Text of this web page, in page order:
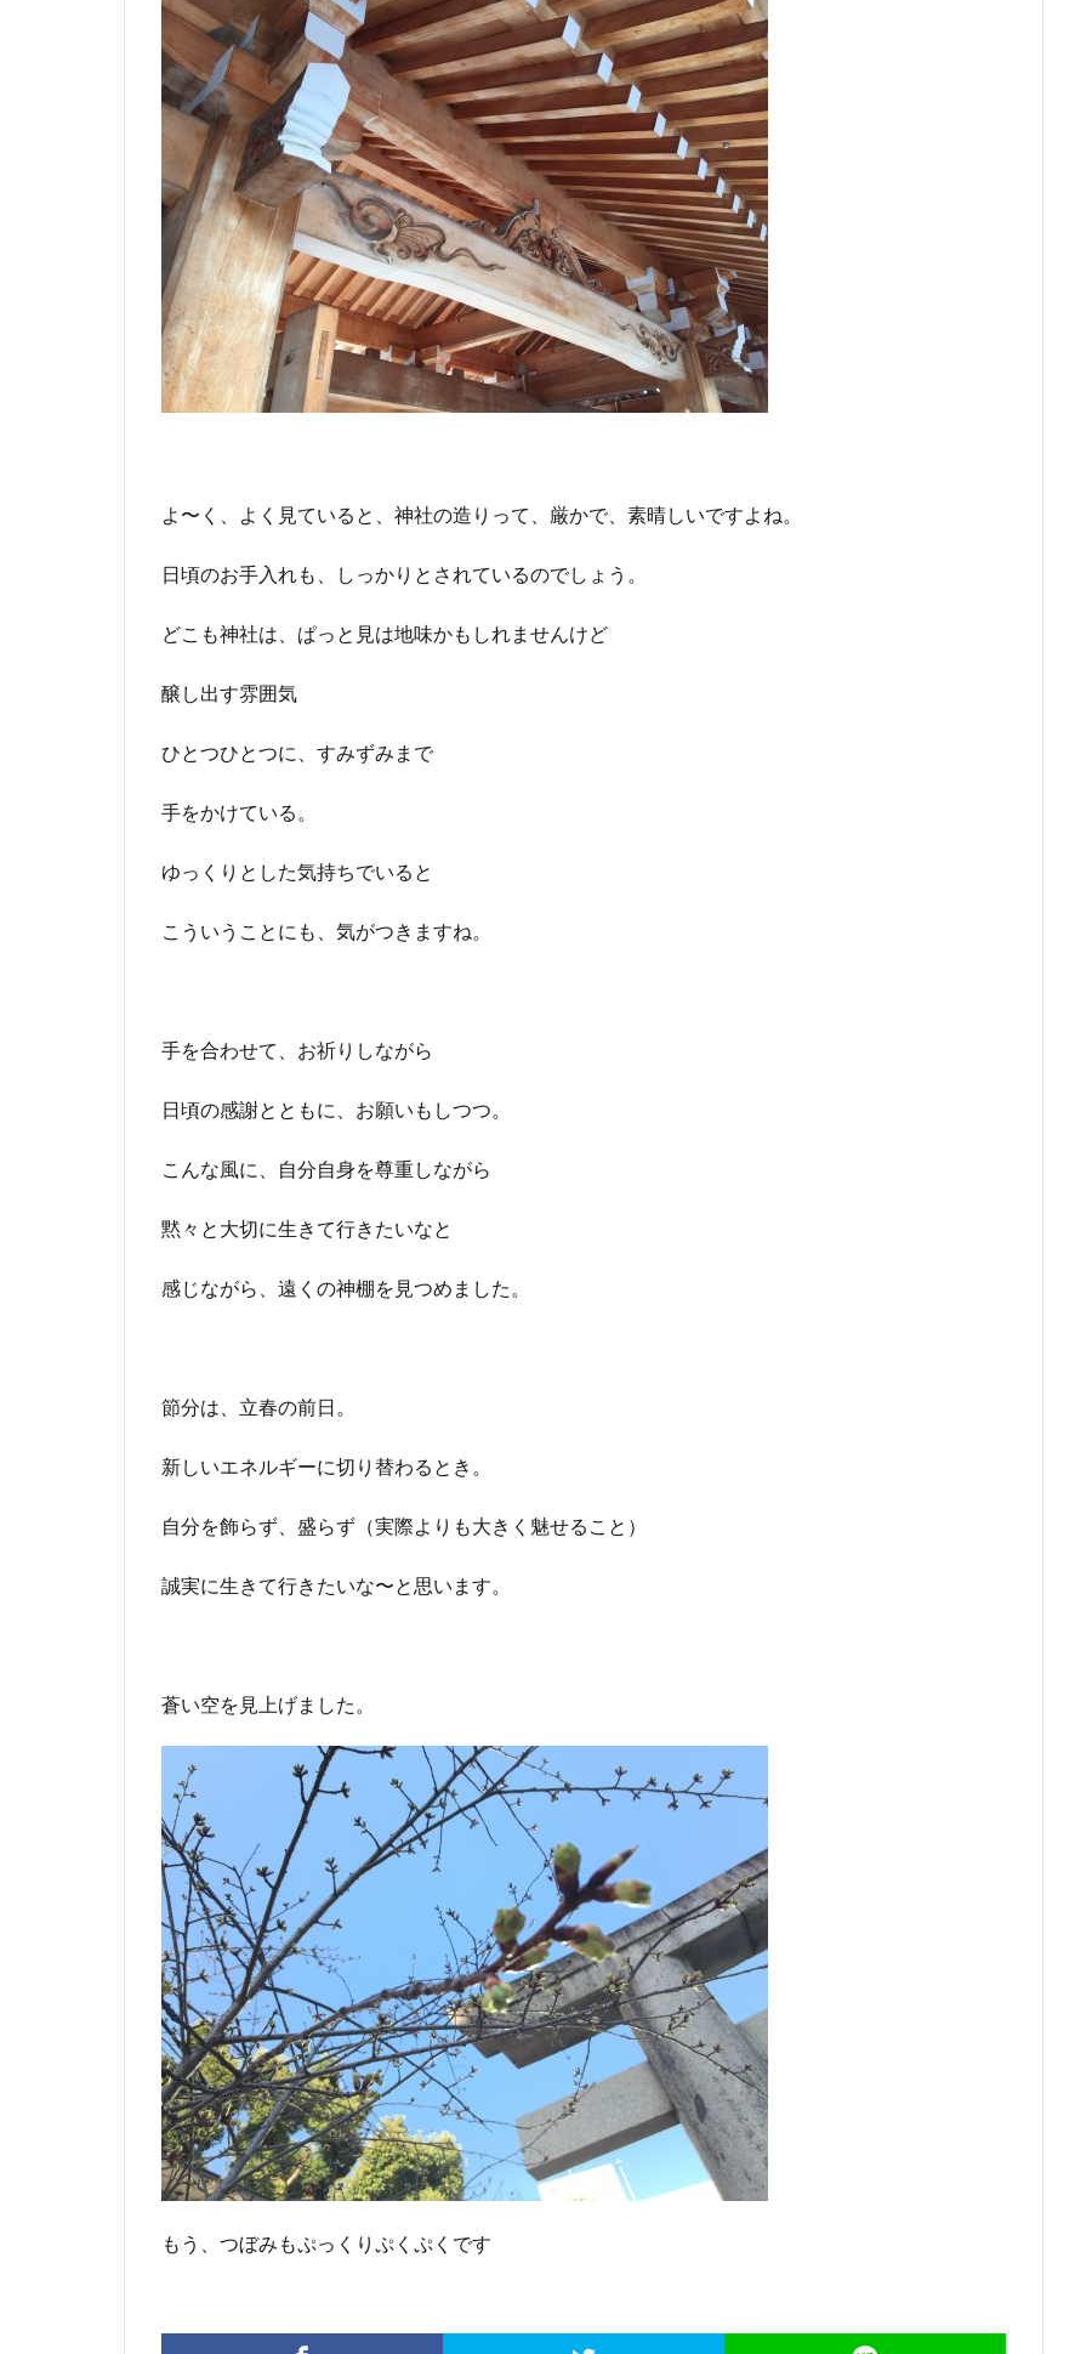
よ〜く、よく見ていると、神社の造りって、厳かで、素晴しいですよね。
日頃のお手入れも、しっかりとされているのでしょう。
どこも神社は、ぱっと見は地味かもしれませんけど
醸し出す雰囲気
ひとつひとつに、すみずみまで
手をかけている。
ゆっくりとした気持ちでいると
こういうことにも、気がつきますね。
手を合わせて、お祈りしながら
日頃の感謝とともに、お願いもしつつ。
こんな風に、自分自身を尊重しながら
黙々と大切に生きて行きたいなと
感じながら、遠くの神棚を見つめました。
節分は、立春の前日。
新しいエネルギーに切り替わるとき。
自分を飾らず、盛らず（実際よりも大きく魅せること）
誠実に生きて行きたいな〜と思います。
蒼い空を見上げました。
もう、つぼみもぷっくりぷくぷくです